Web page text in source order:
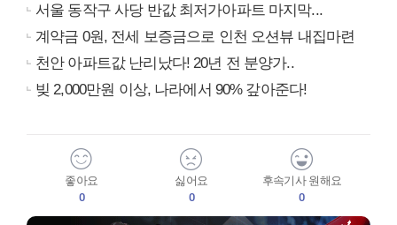
서울 동작구 사당 반값 최저가아파트 마지막...
계약금 0원, 전세 보증금으로 인천 오션뷰 내집마련
천안 아파트값 난리났다! 20년 전 분양가..
빚 2,000만원 이상, 나라에서 90% 갚아준다!
좋아요
0
싫어요
0
후속기사 원해요
0